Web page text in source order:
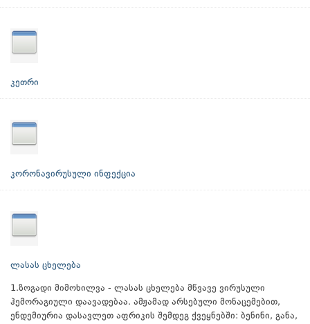
კეთრი
კორონავირუსული ინფექცია
ლასას ცხელება
1.ზოგადი მიმოხილვა - ლასას ცხელება მწვავე ვირუსული
ჰემორაგიული დაავადებაა. ამჟამად არსებული მონაცემებით,
ენდემიურია დასავლეთ აფრიკის შემდეგ ქვეყნებში: ბენინი, განა,